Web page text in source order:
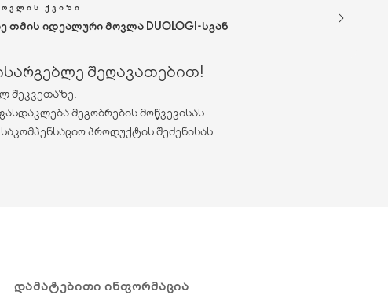
ᲥᲕᲘᲖᲘ
თმის იდეალური მოვლა DUOLOGI-სგან
შეღავათებით!
შეკვეთაზე.
მეგობრების მოწვევისას.
პროდუქტის შეძენისას.
ᲓᲐᲛᲐᲢᲔᲑᲘᲗᲘ ᲘᲜᲤᲝᲠᲛᲐᲪᲘᲐ